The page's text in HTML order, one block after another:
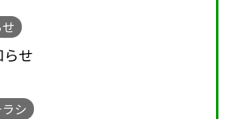
せ
シ